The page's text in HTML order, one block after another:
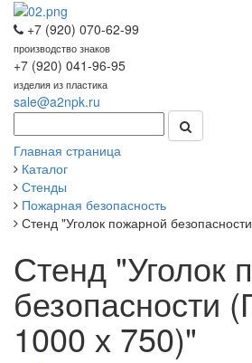
+7 (920) 070-62-99
производство знаков
+7 (920) 041-96-95
изделия из пластика
sale@a2npk.ru
Главная страница
Каталог
Стенды
Пожарная безопасность
Стенд "Уголок пожарной
Стенд "Уголок
безопасности
1000 х 750)"